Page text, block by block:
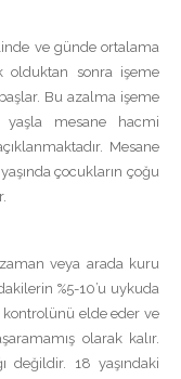
ve günde ortalama
olduktan sonra işeme
Bu azalma işeme
yaşla mesane hacmi
Mesane
çocukların çoğu
zaman veya arada kuru
%5-10’u uykuda
kontrolünü elde eder ve
olarak kalır.
değildir. 18 yaşındaki